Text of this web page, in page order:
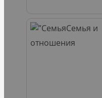
Семья и
отношения